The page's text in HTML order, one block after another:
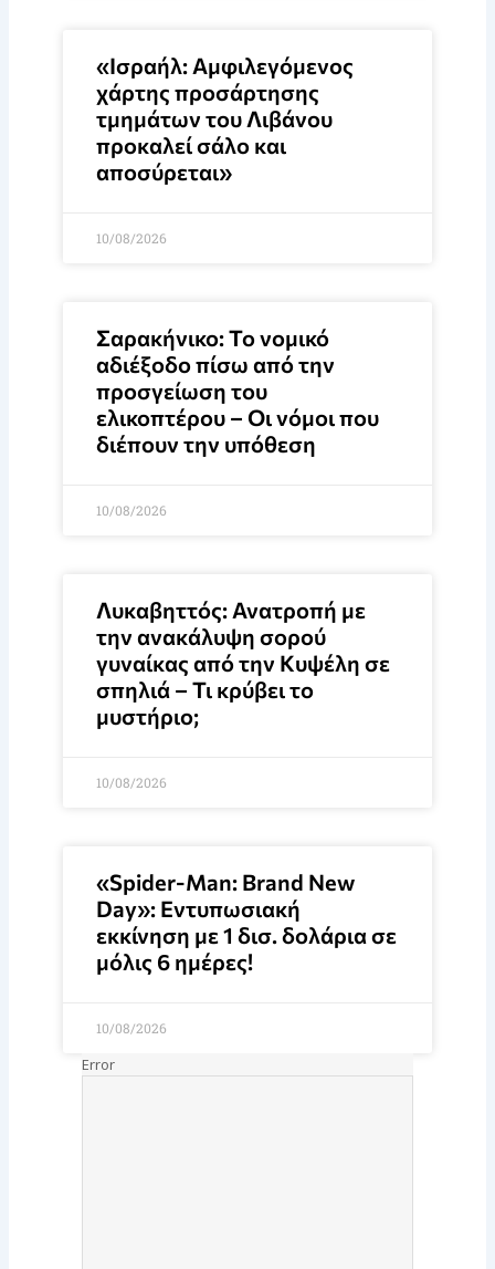
«Ισραήλ: Αμφιλεγόμενος
χάρτης προσάρτησης
τμημάτων του Λιβάνου
προκαλεί σάλο και
αποσύρεται»
10/08/2026
Σαρακήνικο: Το νομικό
αδιέξοδο πίσω από την
προσγείωση του
ελικοπτέρου – Οι νόμοι που
διέπουν την υπόθεση
10/08/2026
Λυκαβηττός: Ανατροπή με
την ανακάλυψη σορού
γυναίκας από την Κυψέλη σε
σπηλιά – Τι κρύβει το
μυστήριο;
10/08/2026
«Spider-Man: Brand New
Day»: Εντυπωσιακή
εκκίνηση με 1 δισ. δολάρια σε
μόλις 6 ημέρες!
10/08/2026